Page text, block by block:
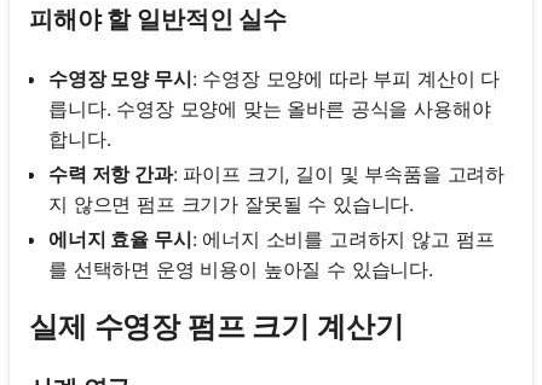
피해야 할 일반적인 실수
수영장 모양 무시: 수영장 모양에 따라 부피 계산이 다
릅니다. 수영장 모양에 맞는 올바른 공식을 사용해야
합니다.
수력 저항 간과: 파이프 크기, 길이 및 부속품을 고려하
지 않으면 펌프 크기가 잘못될 수 있습니다.
에너지 효율 무시: 에너지 소비를 고려하지 않고 펌프
를 선택하면 운영 비용이 높아질 수 있습니다.
실제 수영장 펌프 크기 계산기